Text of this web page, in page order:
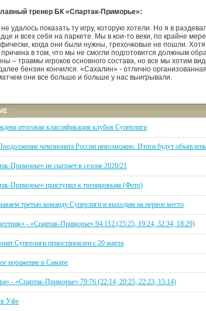
тренер БК «Спартак-Приморье»:
удалось показать ту игру, которую хотели. Но я в
и всех себя на паркете. Мы в кои-то веки, по крайне
когда они были нужны, трехочковые не пошли. Хотя
в том, что мы не смогли подготовится должным
– травмы игроков основного состава, но все мы хотим
бензин кончился. «Сахалин» - отлично
они все больше и больше у нас выигрывали.
итоговая классификация клубов Суперлиги
чемпионата России невозможно. Итоги будут
Приморье» не сыграет в сезоне 2020/21
Приморье» приступил к тренировкам (Фото)
третью команду Суперлиги и выходим на первое место
- «Спартак-Приморье» 94:112 (25:25, 19:24, 32:34, 18:29)
Суперлиги приостановлен с 20 марта
поражение в Самаре
- «Спартак-Приморье» 79:76 (22:14, 20:25, 22:23, 15:14)
в Уфе